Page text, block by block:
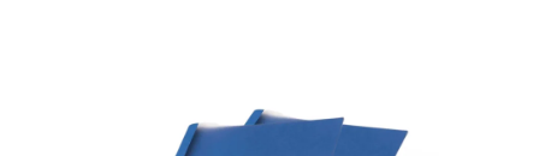
hvězdiček.